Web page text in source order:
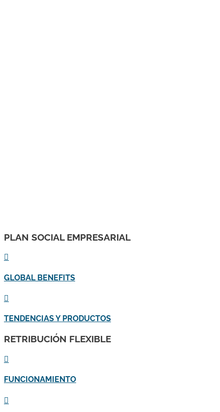
PLAN SOCIAL EMPRESARIAL

GLOBAL BENEFITS

TENDENCIAS Y PRODUCTOS
RETRIBUCIÓN FLEXIBLE

FUNCIONAMIENTO
